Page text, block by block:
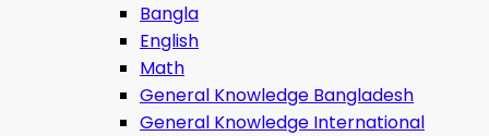
Bangla
English
Math
General Knowledge Bangladesh
General Knowledge International